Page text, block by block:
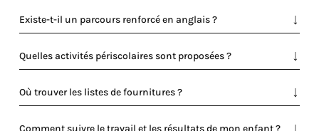
Existe-t-il un parcours renforcé en anglais ?
Quelles activités périscolaires sont proposées ?
Où trouver les listes de fournitures ?
Comment suivre le travail et les résultats de mon enfant ?